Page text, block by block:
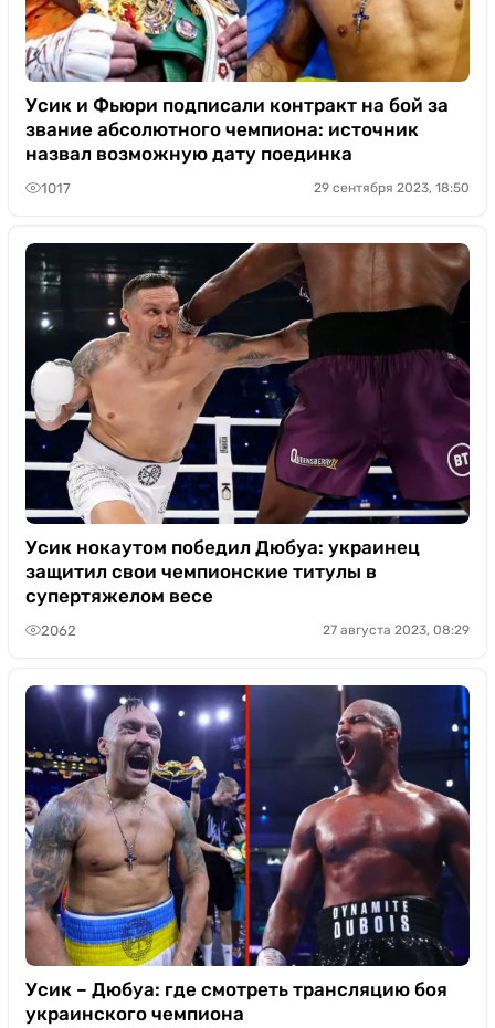
Усик и Фьюри подписали контракт на бой за
звание абсолютного чемпиона: источник
назвал возможную дату поединка
1017 29 сентября 2023, 18:50
Усик нокаутом победил Дюбуа: украинец
защитил свои чемпионские титулы в
супертяжелом весе
2062 27 августа 2023, 08:29
Усик – Дюбуа: где смотреть трансляцию боя
украинского чемпиона